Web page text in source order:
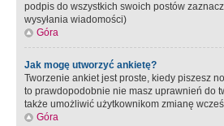
podpis do wszystkich swoich postów
wysyłania wiadomości)
Góra
Jak mogę utworzyć ankietę?
Tworzenie ankiet jest proste, kiedy piszesz
to prawdopodobnie nie masz uprawnień do
także umożliwić użytkownikom zmianę
Góra